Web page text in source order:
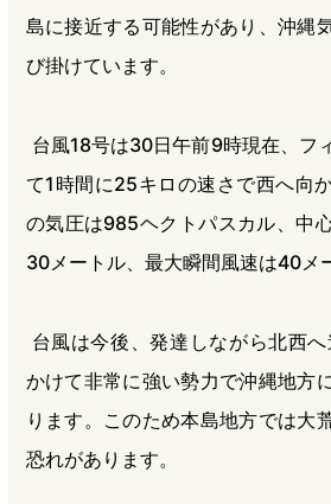
島に接近する可能性があり、沖縄
び掛けています。
台風18号は30日午前9時現在、フ
て1時間に25キロの速さで西へ向
の気圧は985ヘクトパスカル、中
30メートル、最大瞬間風速は40メ
台風は今後、発達しながら北西
かけて非常に強い勢力で沖縄地方
ります。このため本島地方では大
恐れがあります。